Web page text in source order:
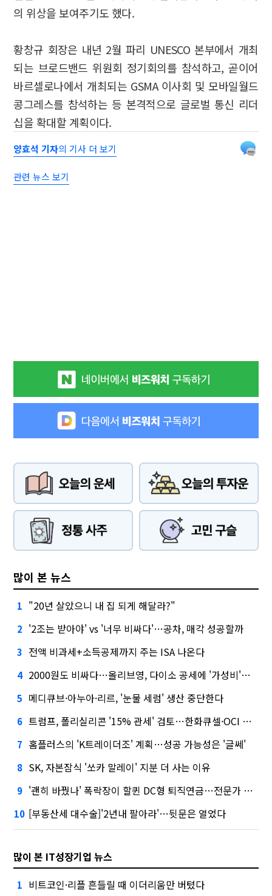
의 위상을 보여주기도 했다.
황창규 회장은 내년 2월 파리 UNESCO 본부에서 개최
되는 브로드밴드 위원회 정기회의를 참석하고, 곧이어
바르셀로나에서 개최되는 GSMA 이사회 및 모바일월드
콩그레스를 참석하는 등 본격적으로 글로벌 통신 리더
십을 확대할 계획이다.
양효석 기자의 기사 더 보기
관련 뉴스 보기
많이 본 뉴스
1 "20년 살았으니 내 집 되게 해달라?"
2 '2조는 받아야' vs '너무 비싸다'…공차, 매각 성공할까
3 전액 비과세+소득공제까지 주는 ISA 나온다
4 2000원도 비싸다…올리브영, 다이소 공세에 '가성비'로 맞불
5 메디큐브·아누아·리르, '눈물 세럼' 생산 중단한다
6 트럼프, 폴리실리콘 '15% 관세' 검토…한화큐셀·OCI 영향은?
7 홈플러스의 'K트레이더조' 계획…성공 가능성은 '글쎄'
8 SK, 자본잠식 '쏘카 말레이' 지분 더 사는 이유
9 '괜히 바꿨나' 폭락장이 할퀸 DC형 퇴직연금…전문가 조언은
10 [부동산세 대수술]'2년내 팔아라'…뒷문은 열었다
많이 본 IT성장기업 뉴스
1 비트코인·리플 흔들릴 때 이더리움만 버텼다